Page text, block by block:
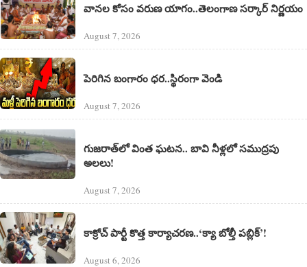
వానల కోసం వరుణ యాగం..తెలంగాణ సర్కార్ నిర్ణయం
August 7, 2026
పెరిగిన బంగారం ధర..స్థిరంగా వెండి
August 7, 2026
గుజరాత్‌లో వింత ఘటన.. బావి నీళ్లలో సముద్రపు
అలలు!
August 7, 2026
కాక్రోచ్ పార్టీ కొత్త కార్యాచరణ..‘క్యా బోల్తీ పబ్లిక్’!
August 6, 2026